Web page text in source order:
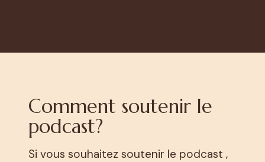
Comment soutenir le
podcast?
Si vous souhaitez soutenir le podcast ,